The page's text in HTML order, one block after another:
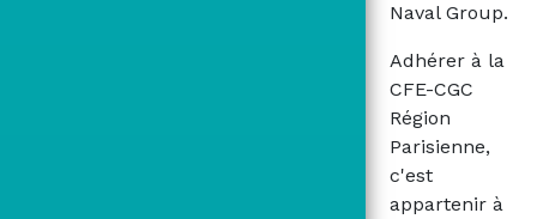
Naval Group.
Adhérer à la
CFE-CGC
Région
Parisienne,
c'est
appartenir à